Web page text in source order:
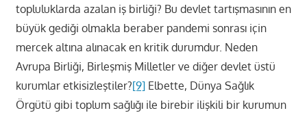
topluluklarda azalan iş birliği? Bu devlet tartışmasının en
büyük gediği olmakla beraber pandemi sonrası için
mercek altına alınacak en kritik durumdur. Neden
Avrupa Birliği, Birleşmiş Milletler ve diğer devlet üstü
kurumlar etkisizleştiler?[9]Elbette, Dünya Sağlık
Örgütü gibi toplum sağlığı ile birebir ilişkili bir kurumun